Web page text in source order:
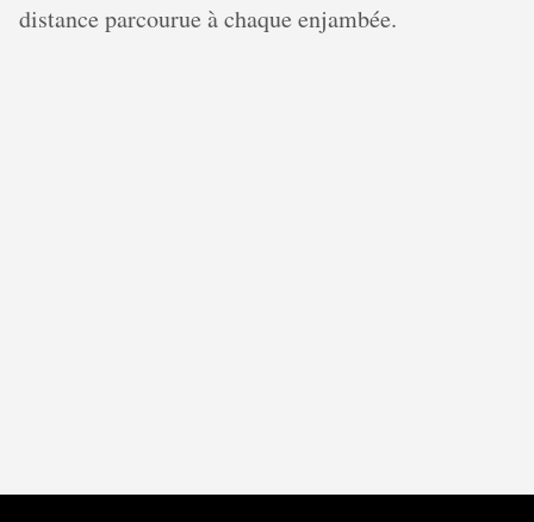
distance parcourue à chaque enjambée.